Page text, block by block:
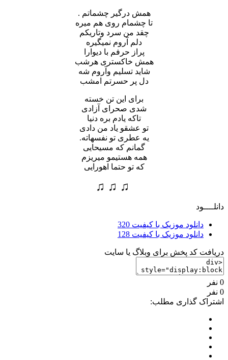
همش درگیر چشماتم .
تا چشمام روی هم میره
چقد من سرد وتاریکم
دلم آروم نمیگیره
پراز حرفم با دیوارا
همش خاکستری هرشب
شاید تسلیم وآروم شه
دل پر حسرتم امشب
برای این تن خسته
شدی صحرای آزادی
تاکه یادم بره دنیا
تو عشقو یاد من دادی
یه عطری تو نفسهاته.
گمانم که مسیحایی
همه هستیمو میریزم
که تو حتما اهورایی
♫ ♫ ♫
دانلــــود
دانلود موزیک با کیفیت 320
دانلود موزیک با کیفیت 128
دریافت کد پخش برای وبلاگ یا سایت
0 نفر
0 نفر
اشتراک گذاری مطلب: